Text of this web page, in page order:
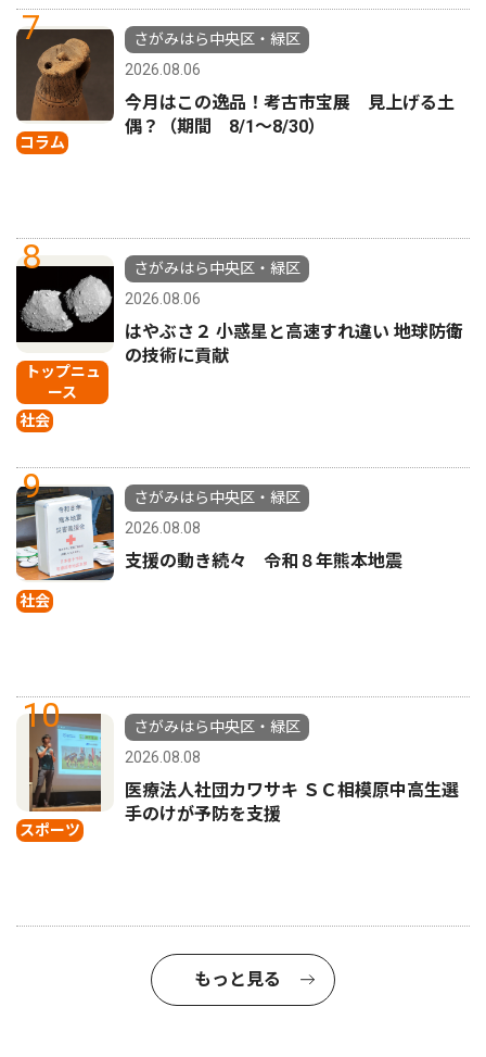
7
コラム
さがみはら中央区・緑区
2026.08.06
今月はこの逸品！考古市宝展 見上げる土
偶？（期間 8/1〜8/30）
8
トップニュ
ース
社会
さがみはら中央区・緑区
2026.08.06
はやぶさ２ 小惑星と高速すれ違い 地球防衛
の技術に貢献
9
社会
さがみはら中央区・緑区
2026.08.08
支援の動き続々 令和８年熊本地震
10
スポーツ
さがみはら中央区・緑区
2026.08.08
医療法人社団カワサキ ＳＣ相模原中高生選
手のけが予防を支援
もっと見る